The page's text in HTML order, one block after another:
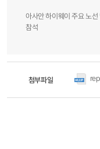
아사안 하이웨이 주요 노
참석
첨부파일